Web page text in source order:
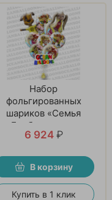
Набор
фольгированных
шариков «Семья
Барбоскиных»
6 924 ₽
В корзину
Купить в 1 клик